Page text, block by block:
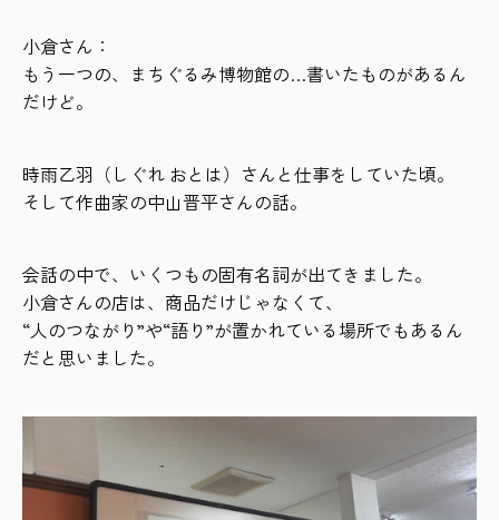
小倉さん：
もう一つの、まちぐるみ博物館の…書いたものがあるん
だけど。
時雨乙羽（しぐれ おとは）さんと仕事をしていた頃。
そして作曲家の中山晋平さんの話。
会話の中で、いくつもの固有名詞が出てきました。
小倉さんの店は、商品だけじゃなくて、
“人のつながり”や“語り”が置かれている場所でもあるん
だと思いました。